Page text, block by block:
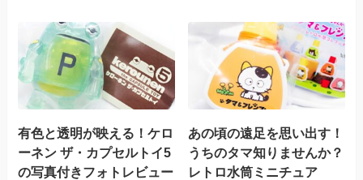
有色と透明が映える！ケロ
ーネン ザ・カプセルトイ5
の写真付きフォトレビュー
あの頃の遠足を思い出す！
うちのタマ知りませんか？
レトロ水筒ミニチュア